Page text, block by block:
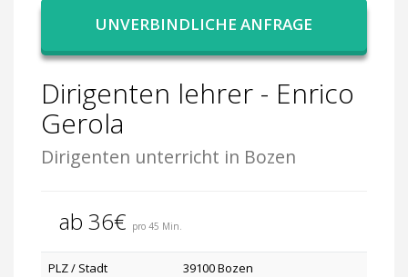
UNVERBINDLICHE ANFRAGE
Dirigenten lehrer - Enrico
Gerola
Dirigenten unterricht in Bozen
ab 36€ pro 45 Min.
PLZ / Stadt
39100 Bozen